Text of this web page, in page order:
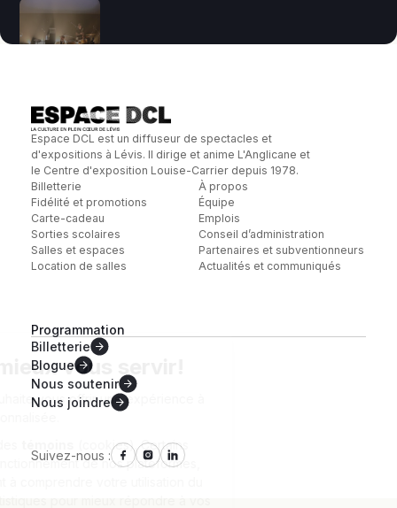
Espace DCL est un diffuseur de spectacles et
d'expositions à Lévis. Il dirige et anime L'Anglicane et
le Centre d'exposition Louise-Carrier depuis 1978.
Billetterie
Fidélité et promotions
Carte-cadeau
Sorties scolaires
Salles et espaces
Location de salles
À propos
Équipe
Emplois
Conseil d’administration
Partenaires et subventionneurs
Actualités et communiqués
Programmation
Billetterie
Blogue
Nous soutenir
Nous joindre
Suivez-nous :